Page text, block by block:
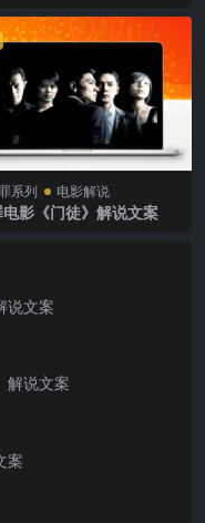
系列 电影解说
影《门徒》解说文案
说文案
解说文案
案